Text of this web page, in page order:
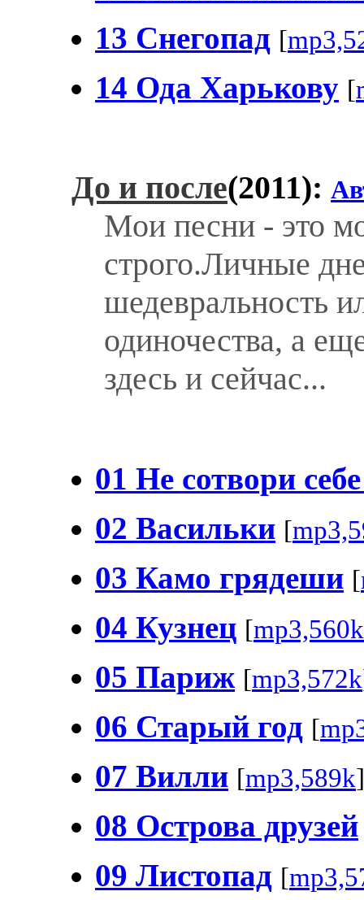
13 Снегопад [
14 Ода Харькову [
До и после(2011):
Мои песни - это
строго.Личные
шедевральность
одиночества, а
здесь и сейчас...
01 Не сотвори
02 Васильки [
03 Камо грядеши [
04 Кузнец [mp3,560k
05 Париж [mp3,572k
06 Старый год [
07 Вилли [mp3,589k
08 Острова друзей
09 Листопад [